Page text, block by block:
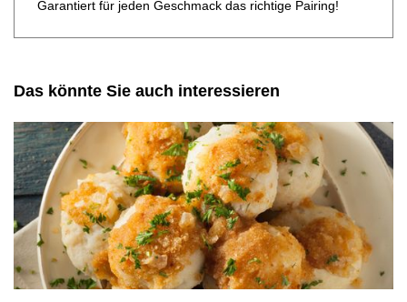
Garantiert für jeden Geschmack das richtige Pairing!
Das könnte Sie auch interessieren